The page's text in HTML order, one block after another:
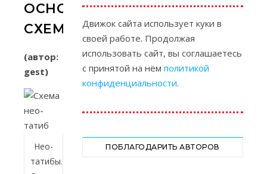
ОСНОВНАЯ
СХЕМА
(автор:
gest)
Нео-
татибы.
Движок сайта использует куки в
своей работе. Продолжая
использовать сайт, вы соглашаетесь
с принятой на нём политикой
конфиденциальности.
ПОБЛАГОДАРИТЬ АВТОРОВ